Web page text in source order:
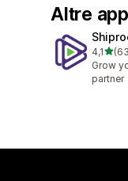
Altre
4,1
631
Grow
partner